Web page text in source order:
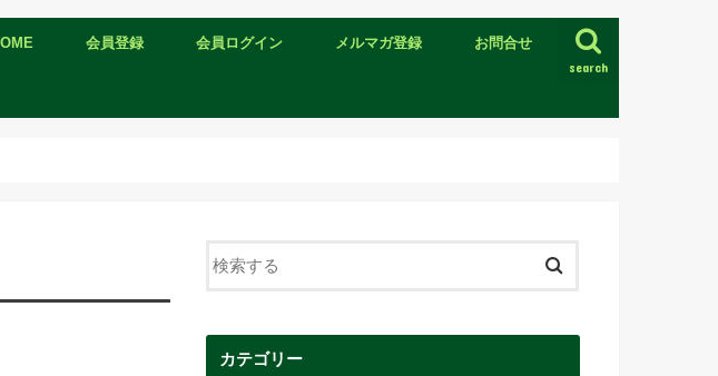
search
会員登録 会員ログイン メルマガ登録 お問合せ
カテゴリー